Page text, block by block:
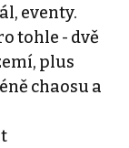
eventy.
tohle - dvě
plus
chaosu a